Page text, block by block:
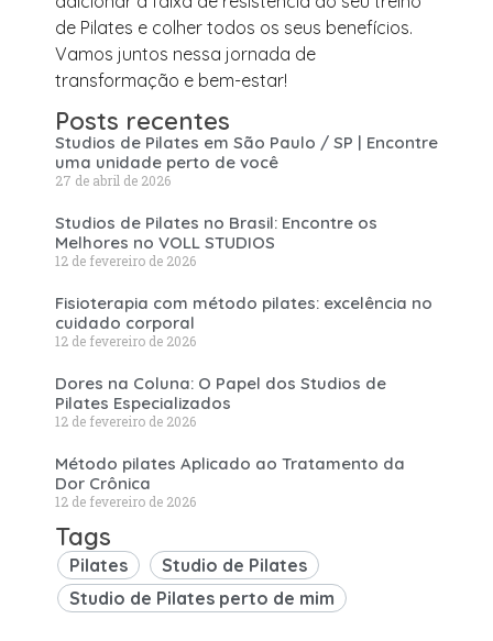
de Pilates e colher todos os seus benefícios.
Vamos juntos nessa jornada de
transformação e bem-estar!
Posts recentes
Studios de Pilates em São Paulo / SP | Encontre
uma unidade perto de você
27 de abril de 2026
Studios de Pilates no Brasil: Encontre os
Melhores no VOLL STUDIOS
12 de fevereiro de 2026
Fisioterapia com método pilates: excelência no
cuidado corporal
12 de fevereiro de 2026
Dores na Coluna: O Papel dos Studios de
Pilates Especializados
12 de fevereiro de 2026
Método pilates Aplicado ao Tratamento da
Dor Crônica
12 de fevereiro de 2026
Tags
Pilates
Studio de Pilates
Studio de Pilates perto de mim